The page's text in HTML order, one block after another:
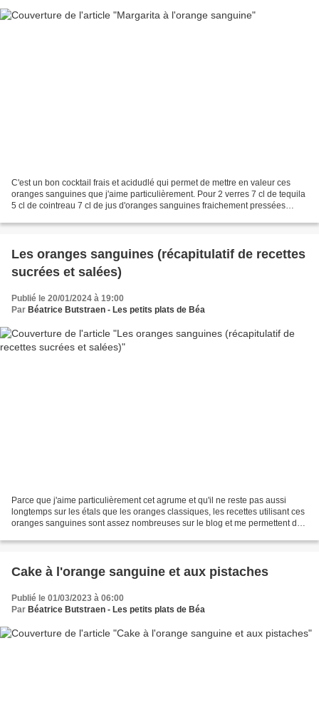
C'est un bon cocktail frais et acidudlé qui permet de mettre en valeur ces
oranges sanguines que j'aime particulièrement. Pour 2 verres 7 cl de tequila
5 cl de cointreau 7 cl de jus d'oranges sanguines fraichement pressées
Les oranges sanguines (récapitulatif de recettes
sucrées et salées)
Publié le 20/01/2024 à 19:00
Par Béatrice Butstraen - Les petits plats de Béa
Parce que j'aime particulièrement cet agrume et qu'il ne reste pas aussi
longtemps sur les étals que les oranges classiques, les recettes utilisant ces
oranges sanguines sont assez nombreuses sur le blog et me permettent de
Cake à l'orange sanguine et aux pistaches
Publié le 01/03/2023 à 06:00
Par Béatrice Butstraen - Les petits plats de Béa